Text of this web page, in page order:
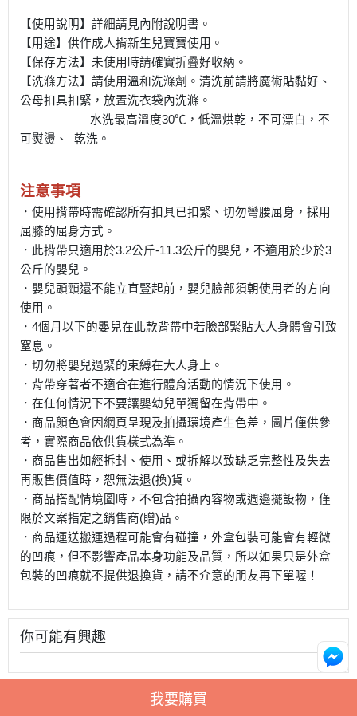
【使用說明】詳細請見內附說明書。
【用途】供作成人揹新生兒寶寶使用。
【保存方法】未使用時請確實折疊好收納。
【洗滌方法】請使用溫和洗滌劑。清洗前請將魔術貼黏好、
公母扣具扣緊，放置洗衣袋內洗滌。
水洗最高溫度30℃，低溫烘乾，不可漂白，不
可熨燙、 乾洗。
注意事項
．使用揹帶時需確認所有扣具已扣緊、切勿彎腰屈身，採用
屈膝的屈身方式。
．此揹帶只適用於3.2公斤-11.3公斤的嬰兒，不適用於少於3
公斤的嬰兒。
．嬰兒頭頸還不能立直豎起前，嬰兒臉部須朝使用者的方向
使用。
．4個月以下的嬰兒在此款背帶中若臉部緊貼大人身體會引致
窒息。
．切勿將嬰兒過緊的束縛在大人身上。
．背帶穿著者不適合在進行體育活動的情況下使用。
．在任何情況下不要讓嬰幼兒單獨留在背帶中。
．商品顏色會因網頁呈現及拍攝環境產生色差，圖片僅供參
考，實際商品依供貨樣式為準。
．商品售出如經拆封、使用、或拆解以致缺乏完整性及失去
再販售價值時，恕無法退(換)貨。
．商品搭配情境圖時，不包含拍攝內容物或週邊擺設物，僅
限於文案指定之銷售商(贈)品。
．商品運送搬運過程可能會有碰撞，外盒包裝可能會有輕微
的凹痕，但不影響產品本身功能及品質，所以如果只是外盒
包裝的凹痕就不提供退換貨，請不介意的朋友再下單喔！
你可能有興趣
我要購買